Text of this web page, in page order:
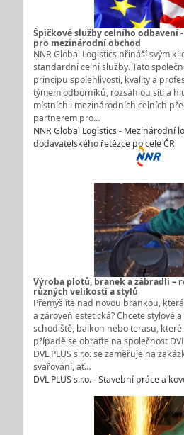
Špičkové služby celního odbavení
pro mezinárodní obchod
NNR Global Logistics přináší svým
standardní celní služby. Tato
principu spolehlivosti, kvality a
týmem odborníků, rozsáhlou sítí a
místních i mezinárodních celních
partnerem pro…
NNR Global Logistics - Mezinárodní
dodavatelského řetězce po celé ČR
Výroba plotů, branek a zábradlí –
různých velikostí a stylů
Přemýšlíte nad novou brankou,
a zároveň estetická? Chcete stylové
schodiště, balkon nebo terasu, které
případě se obraťte na společnost
DVL PLUS s.r.o. se zaměřuje na
svařování, ať…
DVL PLUS s.r.o. - Stavební práce a